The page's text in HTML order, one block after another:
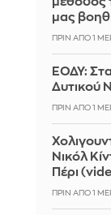
μας
ΠΡΙΝ ΑΠΌ 1
ΕΟΔΥ:
Δυτικού
ΠΡΙΝ ΑΠΌ 1
Νικόλ
Πέρι
ΠΡΙΝ ΑΠΌ 1